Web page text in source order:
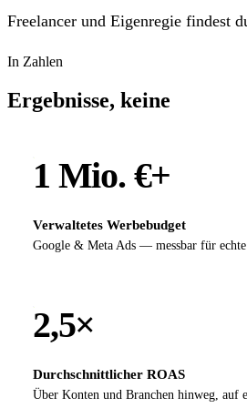
Freelancer und Eigenregie findest
In Zahlen
Ergebnisse, keine
1 Mio. €+
Verwaltetes Werbebudget
Google & Meta Ads — messbar für echte
2,5×
Durchschnittlicher ROAS
Über Konten und Branchen hinweg, auf